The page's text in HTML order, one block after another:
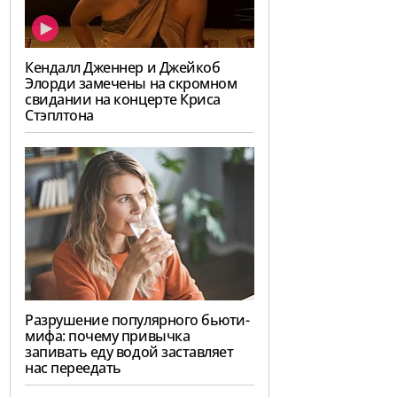
Кендалл Дженнер и Джейкоб
Элорди замечены на скромном
свидании на концерте Криса
Стэплтона
Разрушение популярного бьюти-
мифа: почему привычка
запивать еду водой заставляет
нас переедать